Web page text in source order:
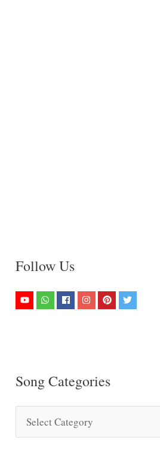
Follow Us
Song Categories
o